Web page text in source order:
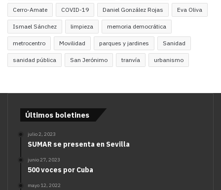
Cerro-Amate COVID-19 Daniel González Rojas Eva Oliva
Ismael Sánchez limpieza memoria democrática
metrocentro Movilidad parques y jardines Sanidad
sanidad pública San Jerónimo tranvía urbanismo
Últimos boletines
julio 2, 2023
SUMAR se presenta en Sevilla
junio 27, 2023
500 voces por Cuba
mayo 12, 2022